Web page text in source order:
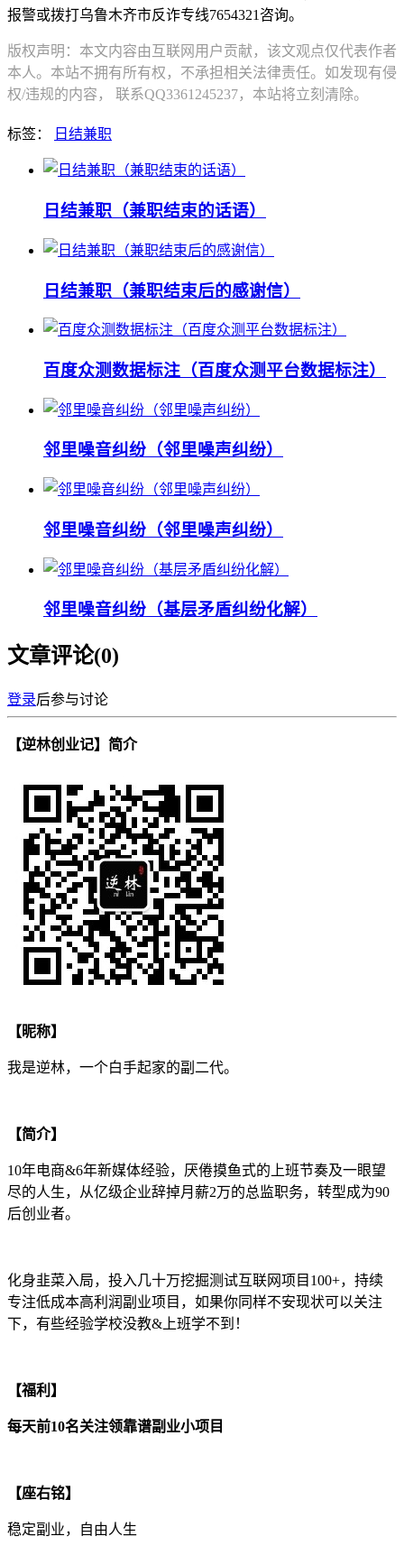
报警或拨打乌鲁木齐市反诈专线7654321咨询。
版权声明：本文内容由互联网用户贡献，该文观点仅代表作者
本人。本站不拥有所有权，不承担相关法律责任。如发现有侵
权/违规的内容， 联系QQ3361245237，本站将立刻清除。
标签： 日结兼职
日结兼职（兼职结束的话语）
日结兼职（兼职结束后的感谢信）
百度众测数据标注（百度众测平台数据标注）
邻里噪音纠纷（邻里噪声纠纷）
邻里噪音纠纷（邻里噪声纠纷）
邻里噪音纠纷（基层矛盾纠纷化解）
文章评论(0)
登录后参与讨论
【逆林创业记】简介
【昵称】
我是逆林，一个白手起家的副二代。
【简介】
10年电商&6年新媒体经验，厌倦摸鱼式的上班节奏及一眼望
尽的人生，从亿级企业辞掉月薪2万的总监职务，转型成为90
后创业者。
化身韭菜入局，投入几十万挖掘测试互联网项目100+，持续
专注低成本高利润副业项目，如果你同样不安现状可以关注
下，有些经验学校没教&上班学不到！
【福利】
每天前10名关注领靠谱副业小项目
【座右铭】
稳定副业，自由人生